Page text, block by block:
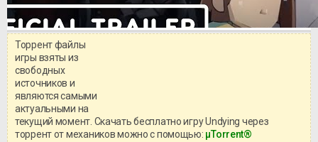
Торрент файлы
игры взяты из
свободных
источников и
являются самыми
актуальными на
текущий момент. Скачать бесплатно игру Undying через
торрент от механиков можно с помощью: μTorrent®